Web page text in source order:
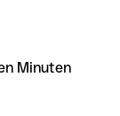
Minuten